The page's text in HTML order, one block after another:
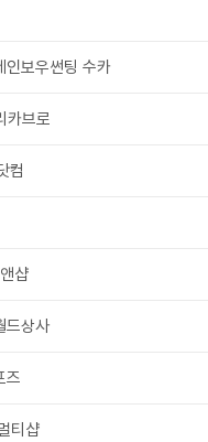
보우썬팅 수카
카브로
컴
샵
드상사
즈
티샵